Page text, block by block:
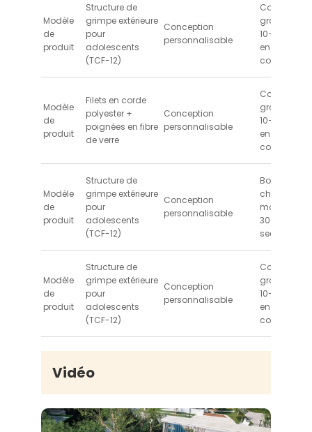
Modèle
de
produit
Structure de
grimpe extérieure
pour
adolescents
(TCF-12)
Conception
personnalisable
Convient au
groupe
10–16 ans,
en charge
collectif
Modèle
de
produit
Filets en corde
polyester +
poignées en fibre
de verre
Conception
personnalisable
Convient au
groupe
10–16 ans,
en charge
collectif
Modèle
de
produit
Structure de
grimpe extérieure
pour
adolescents
(TCF-12)
Conception
personnalisable
Bords
charge
maximale
300 kg par
section
Modèle
de
produit
Structure de
grimpe extérieure
pour
adolescents
(TCF-12)
Conception
personnalisable
Convient au
groupe
10–16 ans,
en charge
collectif
Vidéo